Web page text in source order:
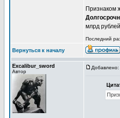
Признаком
млрд
Последний
Вернуться к началу
Excalibur_sword
Автор
Добавлено: